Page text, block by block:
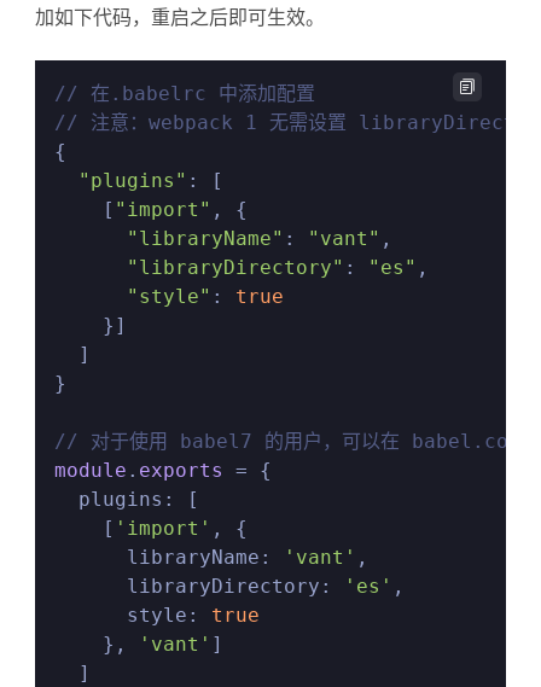
加如下代码，重启之后即可生效。
// 在.babelrc 中添加配置
// 注意：webpack 1 无需设置
{
"plugins" : [
    [
"import" , {
"libraryName" : "vant" ,
"libraryDirectory" : "es" ,
"style" : true
    }]
  ]
}
// 对于使用 babel7 的用户，可以在
module . exports
= {
  plugins: [
    [
'import' , {
      libraryName:
'vant' ,
      libraryDirectory:
'es' ,
      style:
true
    },
'vant' ]
  ]
